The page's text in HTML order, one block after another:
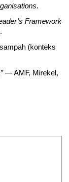
.
Framework
(konteks
— AMF, Mirekel,